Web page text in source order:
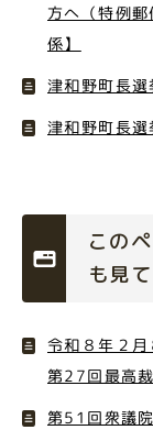
方へ（特例
係】
津和野町長
津和野町長
この
も見
令和８年２
第27回最高
第51回衆議